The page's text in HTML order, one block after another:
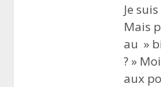
Je
Mais
au »
? »
aux